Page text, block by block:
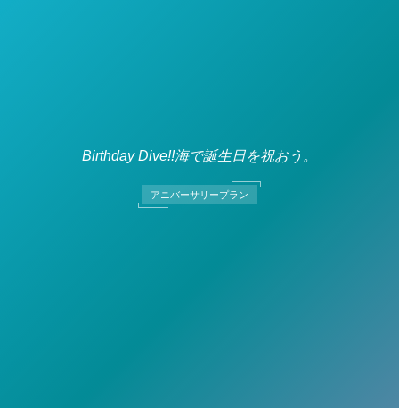
Birthday Dive!!海で誕生日を祝おう。
アニバーサリープラン